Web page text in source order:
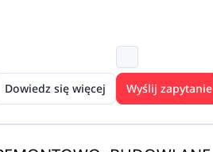
Dowiedz się więcej Wyślij zapytanie